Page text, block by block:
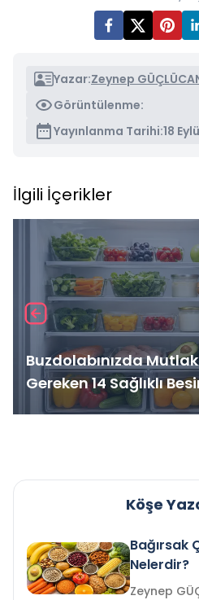
Yazar:Zeynep
Görüntülenme:
Yayınlanma Tarihi:18
İlgili İçerikler
Buzdolabınızda
Gereken 14 Sağlıklı
Köşe
Bağırsak
Nelerdir?